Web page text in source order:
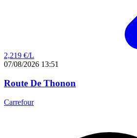
2,219 €/L
07/08/2026 13:51
Route De Thonon
Carrefour